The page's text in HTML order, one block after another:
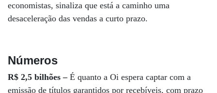
economistas, sinaliza que está a caminho uma
desaceleração das vendas a curto prazo.
Números
R$ 2,5 bilhões –É quanto a Oi espera captar com a
emissão de títulos garantidos por recebíveis, com prazo